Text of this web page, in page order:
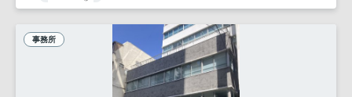
事務所